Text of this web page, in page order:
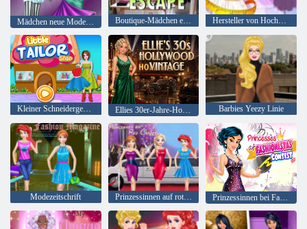
Boutique-Mädchen entkommen Hersteller von Hochzeitskleidern
Kleiner Schneidergeschäft Ellies 30er-Jahre-Hollywood-Vintage Barbies Yeezy Linie
Modezeitschrift Prinzessinnen auf rotem Teppich Prinzessinnen bei Fashionistas Contest